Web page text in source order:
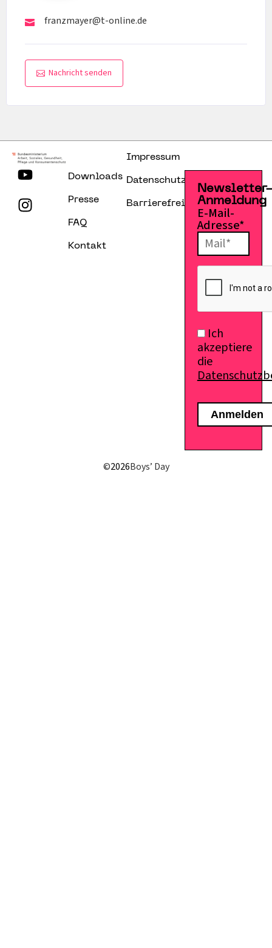
franzmayer@t-online.de
Nachricht senden
Downloads
Presse
FAQ
Kontakt
Impressum
Datenschutzerklärung
Barrierefreiheitserklärung
Anmeldung
E-Mail-
Adresse*
Ich
akzeptiere
die
©2026Boys’ Day